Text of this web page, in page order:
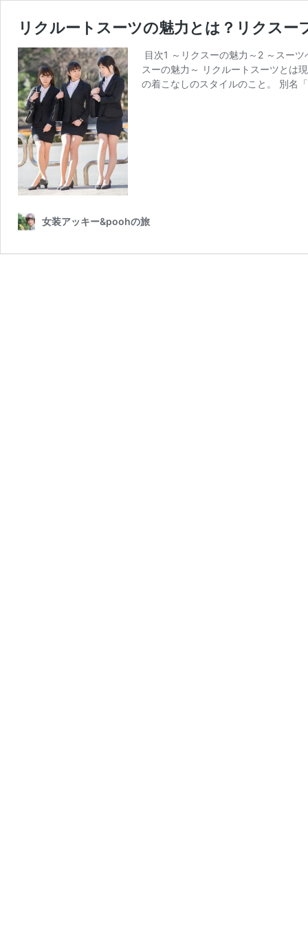
リクルートスーツの魅力とは？リクス
目次1 ～リクスーの魅力～2 ～スー
スーの魅力～ リクルートスーツとは
の着こなしのスタイルのこと。 別名
女装アッキー&poohの旅